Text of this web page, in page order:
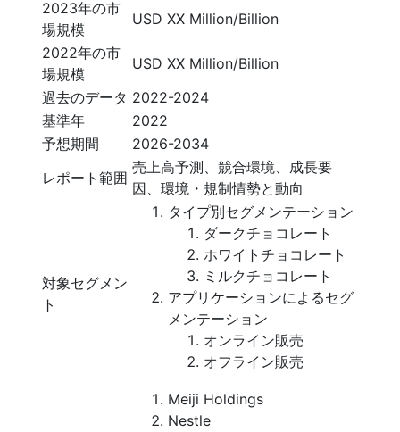
2023年の市
場規模
USD XX Million/Billion
2022年の市
場規模
USD XX Million/Billion
過去のデータ 2022-2024
基準年
2022
予想期間
2026-2034
レポート範囲
売上高予測、競合環境、成長要
因、環境・規制情勢と動向
対象セグメン
ト
タイプ別セグメンテーション
ダークチョコレート
ホワイトチョコレート
ミルクチョコレート
アプリケーションによるセグ
メンテーション
オンライン販売
オフライン販売
Meiji Holdings
Nestle